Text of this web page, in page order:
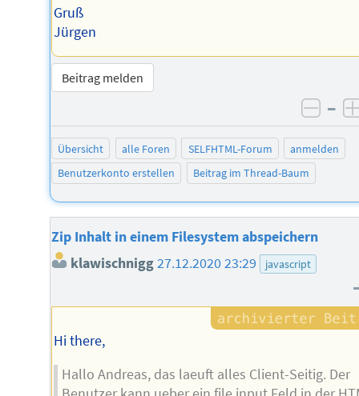
Gruß
Jürgen
Beitrag melden
–
Übersicht alle Foren SELFHTML-Forum
anmelden
Benutzerkonto erstellen
Beitrag im Thread-Baum
Zip Inhalt in einem Filesystem abspeichern
klawischnigg27.12.2020 23:29 javascript
Hi there,
Hallo Andreas, das laeuft alles Client-Seitig. Der